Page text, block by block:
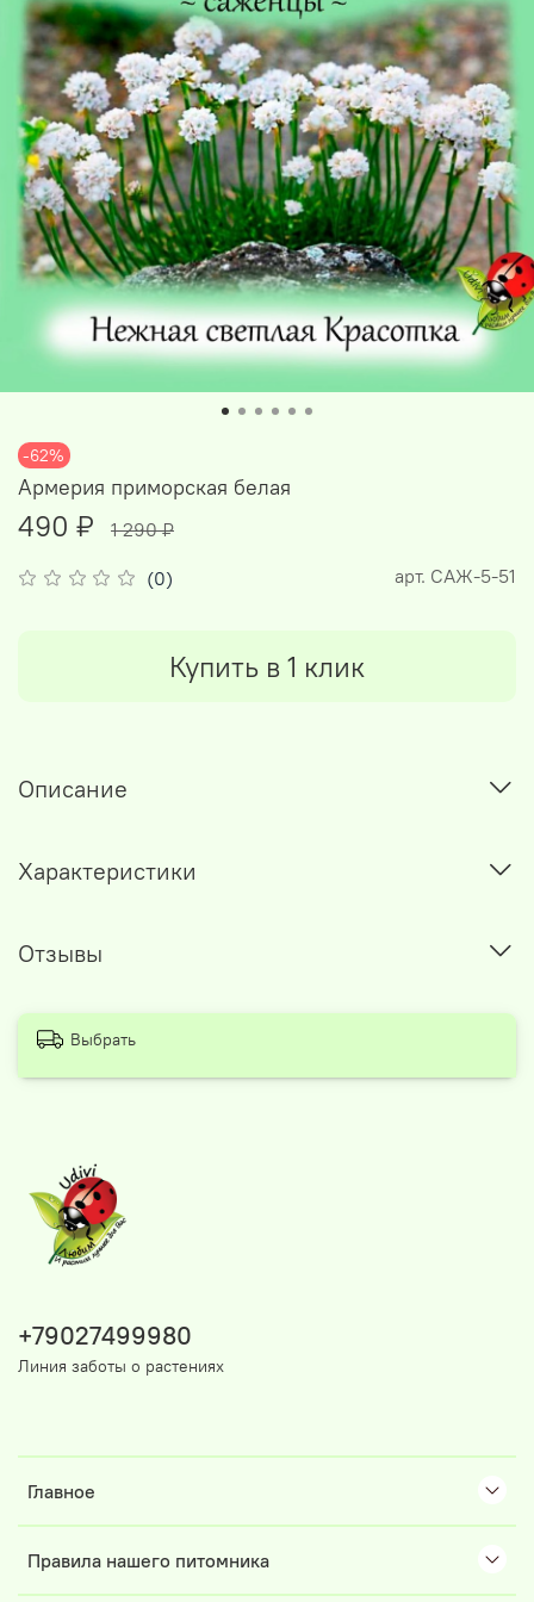
-62%
(0) арт. САЖ-5-51
Армерия приморская белая
490 ₽ 1 290 ₽
Купить в 1 клик
Описание
Характеристики
Отзывы
Выбрать
Главное
Правила нашего питомника
+79027499980
Линия заботы о растениях